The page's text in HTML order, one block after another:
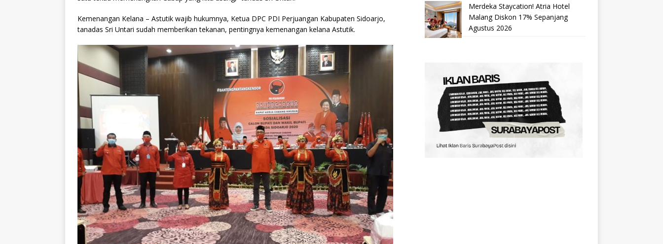
Kemenangan Kelana – Astutik wajib hukumnya, Ketua DPC PDI Perjuangan Kabupaten Sidoarjo,
tanadas Sri Untari sudah memberikan tekanan, pentingnya kemenangan kelana Astutik.
Merdeka Staycation! Atria Hotel
Malang Diskon 17% Sepanjang
Agustus 2026